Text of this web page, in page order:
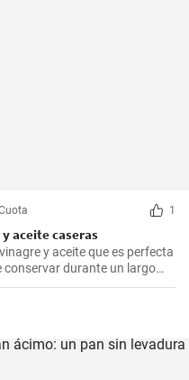
1
aceite caseras
y aceite que es perfecta
conservar durante un largo